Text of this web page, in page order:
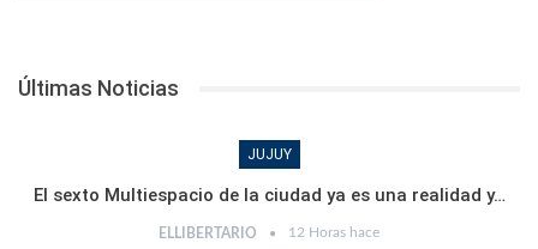
Últimas Noticias
JUJUY
El sexto Multiespacio de la ciudad ya es una realidad y…
ELLIBERTARIO 12 Horas hace